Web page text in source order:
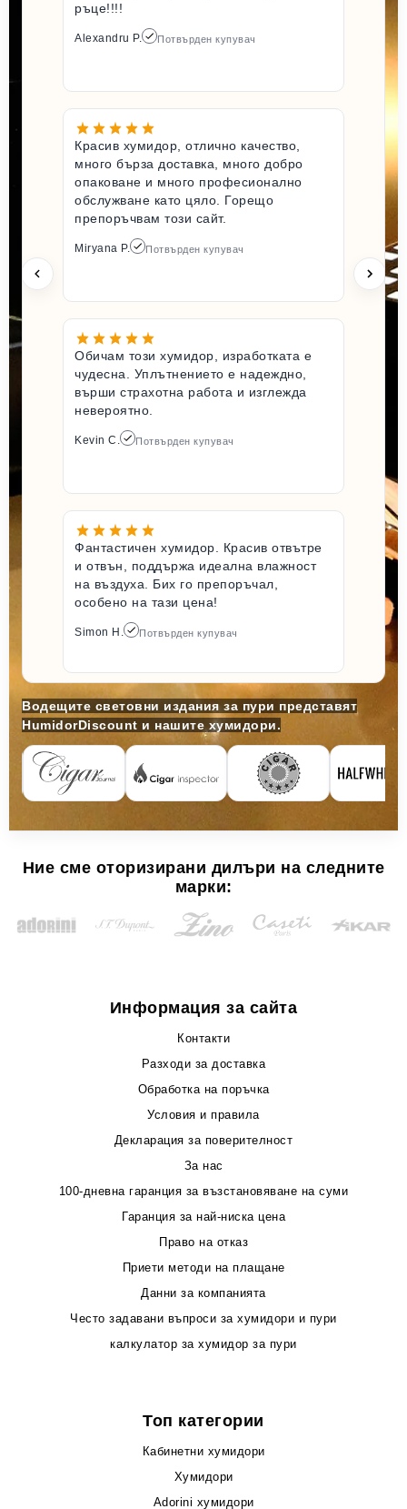
ръце!!!!
Alexandru P. Потвърден купувач
Красив хумидор, отлично качество,
много бърза доставка, много добро
опаковане и много професионално
обслужване като цяло. Горещо
препоръчвам този сайт.
Miryana P. Потвърден купувач
Обичам този хумидор, изработката е
чудесна. Уплътнението е надеждно,
върши страхотна работа и изглежда
невероятно.
Kevin C. Потвърден купувач
Фантастичен хумидор. Красив отвътре
и отвън, поддържа идеална влажност
на въздуха. Бих го препоръчал,
особено на тази цена!
Simon H. Потвърден купувач
Водещите световни издания за пури представят
HumidorDiscount и нашите хумидори.
Ние сме оторизирани дилъри на следните
марки:
Информация за сайта
Контакти
Разходи за доставка
Обработка на поръчка
Условия и правила
Декларация за поверителност
За нас
100-дневна гаранция за възстановяване на суми
Гаранция за най-ниска цена
Право на отказ
Приети методи на плащане
Данни за компанията
Често задавани въпроси за хумидори и пури
калкулатор за хумидор за пури
Топ категории
Кабинетни хумидори
Хумидори
Adorini хумидори